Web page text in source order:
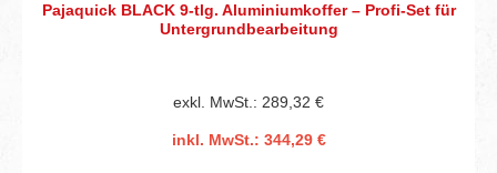
Pajaquick BLACK 9-tlg. Aluminiumkoffer – Profi-Set für
Untergrundbearbeitung
exkl. MwSt.: 289,32 €
inkl. MwSt.: 344,29 €